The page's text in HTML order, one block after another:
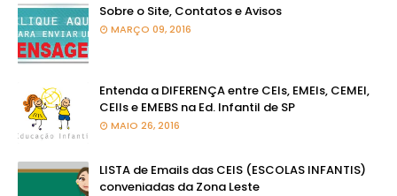
Sobre o Site, Contatos e Avisos
MARÇO 09, 2016
Entenda a DIFERENÇA entre CEIs, EMEIs, CEMEI,
CEIIs e EMEBS na Ed. Infantil de SP
MAIO 26, 2016
LISTA de Emails das CEIS (ESCOLAS INFANTIS)
conveniadas da Zona Leste